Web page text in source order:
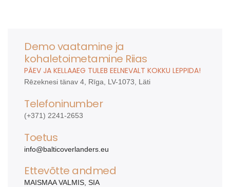
Demo vaatamine ja
kohaletoimetamine Riias
PÄEV JA KELLAAEG TULEB EELNEVALT KOKKU LEPPIDA!
Rēzeknesi tänav 4, Rīga, LV-1073, Läti
Telefoninumber
(+371) 2241-2653
Toetus
info@balticoverlanders.eu
Ettevõtte andmed
MAISMAA VALMIS, SIA